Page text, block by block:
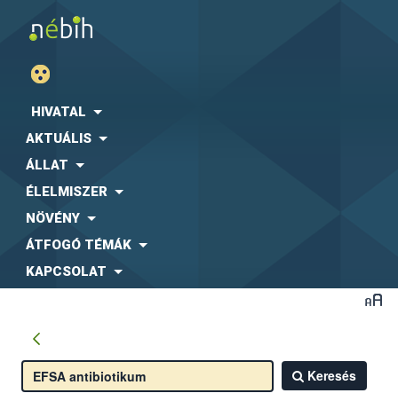
HIVATAL
AKTUÁLIS
ÁLLAT
ÉLELMISZER
NÖVÉNY
ÁTFOGÓ TÉMÁK
KAPCSOLAT
Keresés